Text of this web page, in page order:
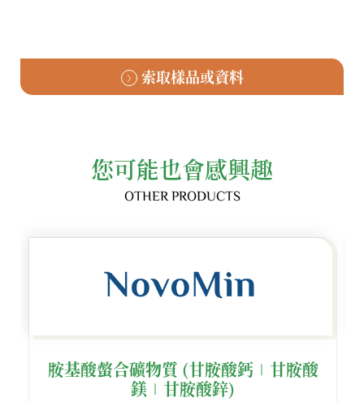
索取樣品或資料
您可能也會感興趣
OTHER PRODUCTS
胺基酸螫合礦物質 (甘胺酸鈣∣甘胺酸
鎂∣甘胺酸鋅)